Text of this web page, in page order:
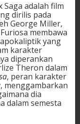
Saga adalah film
dirilis pada
George Miller,
membawa
yang
karakter
diperankan
Theron dalam
, peran karakter
menggambarkan
dia
dalam semesta